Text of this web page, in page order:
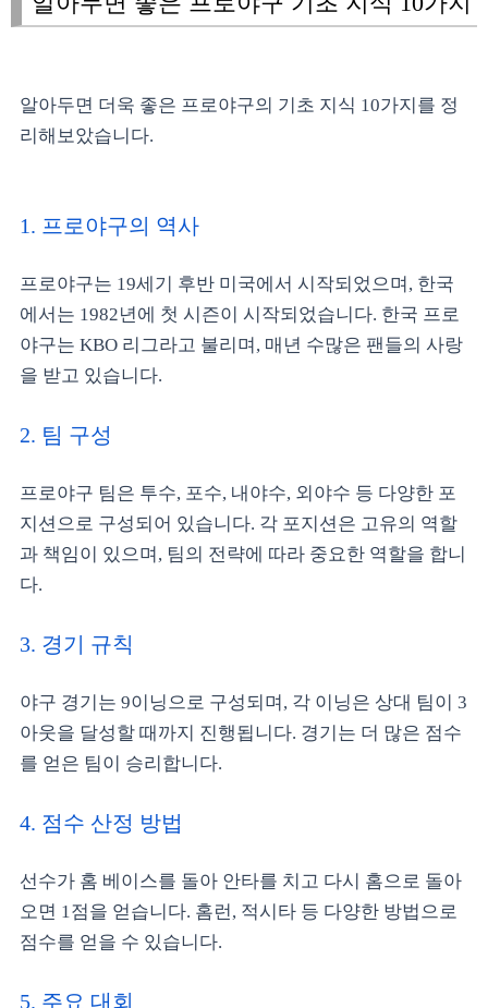
알아두면 더욱 좋은 프로야구의 기초 지식 10가지를 정
리해보았습니다.
1. 프로야구의 역사
프로야구는 19세기 후반 미국에서 시작되었으며, 한국
에서는 1982년에 첫 시즌이 시작되었습니다. 한국 프로
야구는 KBO 리그라고 불리며, 매년 수많은 팬들의 사랑
을 받고 있습니다.
2. 팀 구성
프로야구 팀은 투수, 포수, 내야수, 외야수 등 다양한 포
지션으로 구성되어 있습니다. 각 포지션은 고유의 역할
과 책임이 있으며, 팀의 전략에 따라 중요한 역할을 합니
다.
3. 경기 규칙
야구 경기는 9이닝으로 구성되며, 각 이닝은 상대 팀이 3
아웃을 달성할 때까지 진행됩니다. 경기는 더 많은 점수
를 얻은 팀이 승리합니다.
4. 점수 산정 방법
선수가 홈 베이스를 돌아 안타를 치고 다시 홈으로 돌아
오면 1점을 얻습니다. 홈런, 적시타 등 다양한 방법으로
점수를 얻을 수 있습니다.
5. 주요 대회